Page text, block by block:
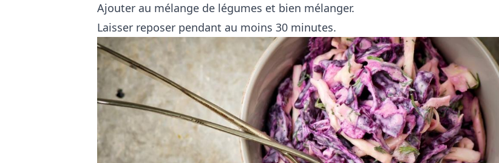
Ajouter au mélange de légumes et bien mélanger.
Laisser reposer pendant au moins 30 minutes.